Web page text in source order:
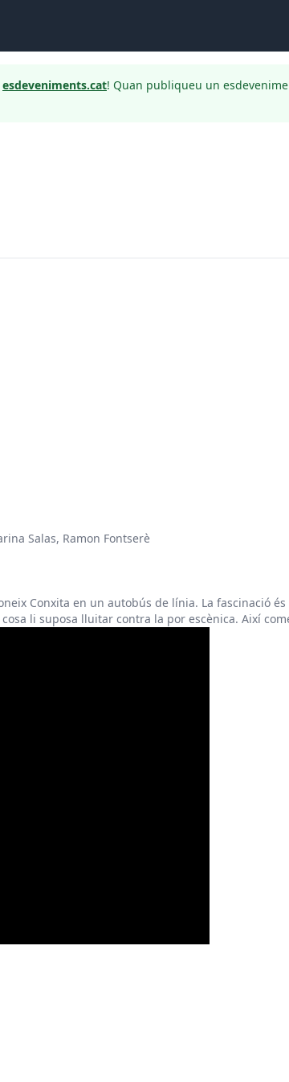
esdeveniments.cat! Quan publiqueu un
Salas, Ramon Fontserè
Conxita en un autobús de línia. La fascinació
li suposa lluitar contra la por escènica. Així